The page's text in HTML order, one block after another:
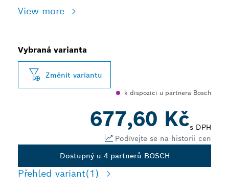
View more
Vybraná varianta
Změnit variantu
k dispozici u partnera Bosch
677,60 Kčs DPH
Podívejte se na historii cen
Dostupný u 4 partnerů BOSCH
Přehled variant(1)